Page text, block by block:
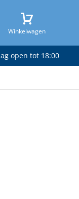
Winkelwagen
open tot 18:00